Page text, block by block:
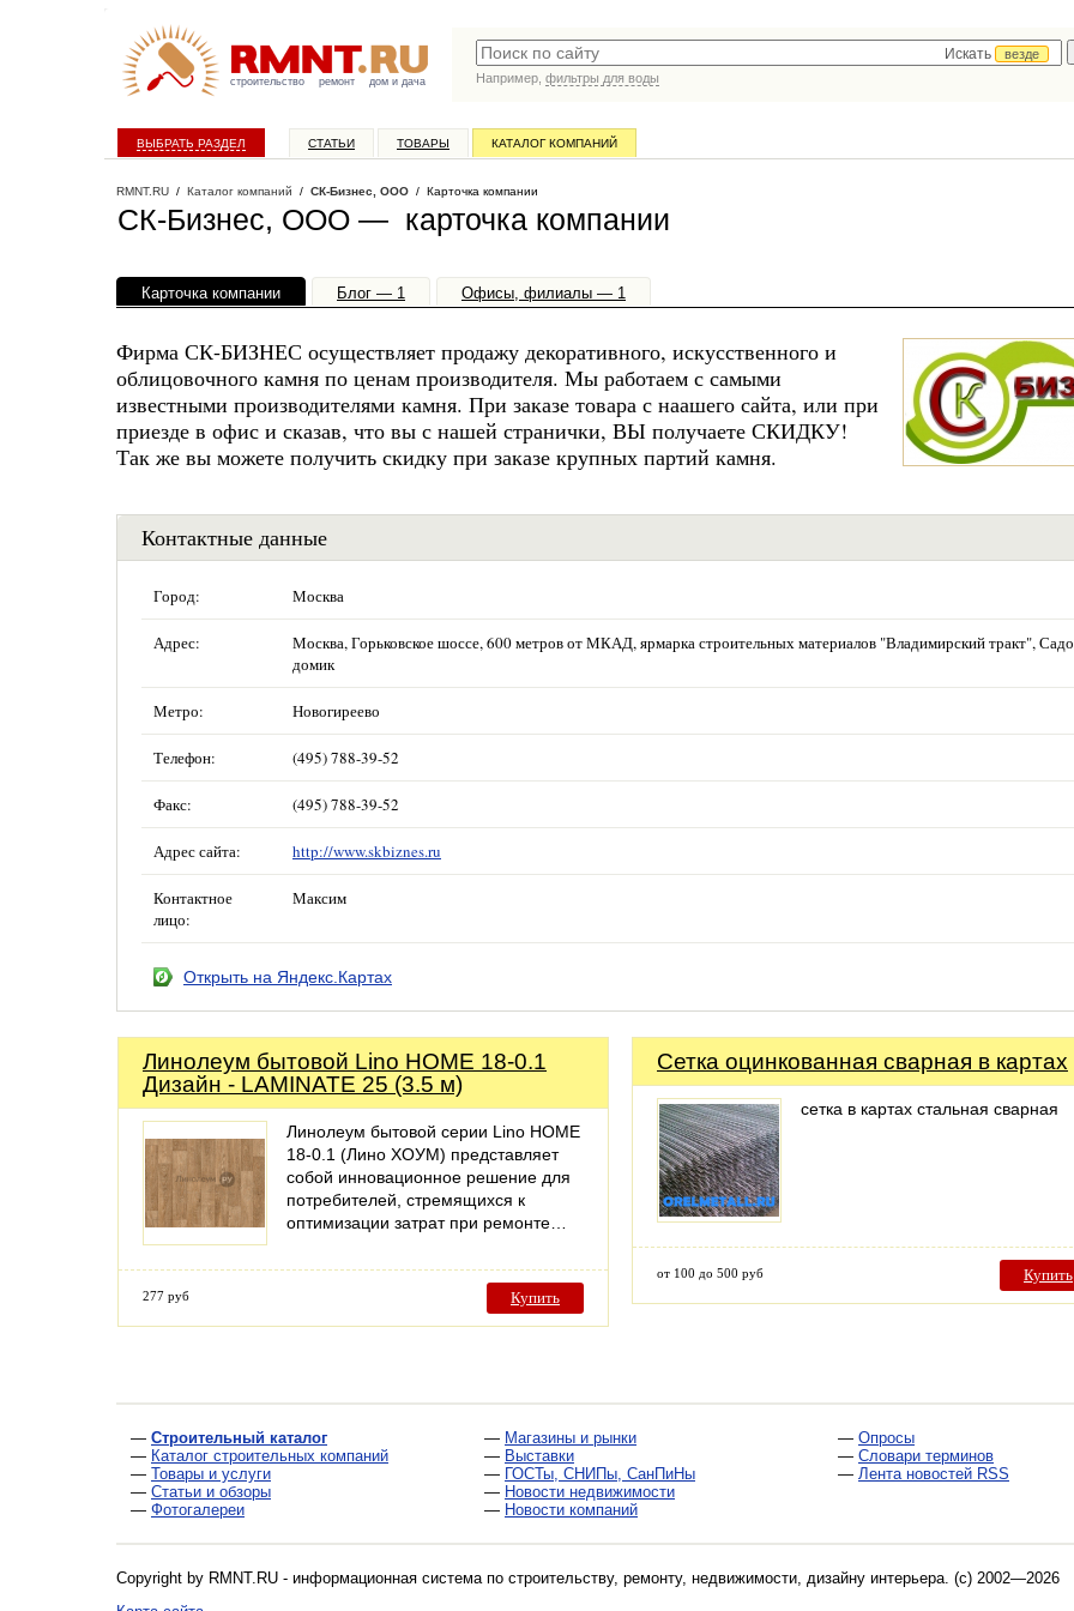
строительство ремонт дом и дача
Искать
везде
Например, фильтры для воды
ВЫБРАТЬ РАЗДЕЛ СТАТЬИ ТОВАРЫ КАТАЛОГ КОМПАНИЙ
RMNT.RU / Каталог компаний / СК-Бизнес, ООО / Карточка компании
СК-Бизнес, ООО — карточка компании
Карточка компании Блог — 1 Офисы, филиалы — 1
Фирма СК-БИЗНЕС осуществляет продажу декоративного, искусственного и
облицовочного камня по ценам производителя. Мы работаем с самыми
известными производителями камня. При заказе товара с наашего сайта, или при
приезде в офис и сказав, что вы с нашей странички, ВЫ получаете СКИДКУ!
Так же вы можете получить скидку при заказе крупных партий камня.
Контактные данные
Город: Москва
Адрес:
Москва, Горьковское шоссе, 600 метров от МКАД, ярмарка строительных материалов "Владимирский тракт",
домик
Метро: Новогиреево
Телефон: (495) 788-39-52
Факс: (495) 788-39-52
Адрес сайта: http://www.skbiznes.ru
Контактное
лицо:
Максим
Открыть на Яндекс.Картах
Линолеум бытовой Lino HOME 18-0.1
Дизайн - LAMINATE 25 (3.5 м)
Линолеум бытовой серии Lino HOME
18-0.1 (Лино ХОУМ) представляет
собой инновационное решение для
потребителей, стремящихся к
оптимизации затрат при ремонте…
277 руб Купить
Сетка оцинкованная сварная в картах
сетка в картах стальная сварная
от 100 до 500 руб Купить
— Строительный каталог
— Каталог строительных компаний
— Товары и услуги
— Статьи и обзоры
— Фотогалереи
— Магазины и рынки
— Выставки
— ГОСТы, СНИПы, СанПиНы
— Новости недвижимости
— Новости компаний
— Опросы
— Словари терминов
— Лента новостей RSS
Copyright by RMNT.RU - информационная система по строительству, ремонту, недвижимости, дизайну интерьера. (c) 2002—2026